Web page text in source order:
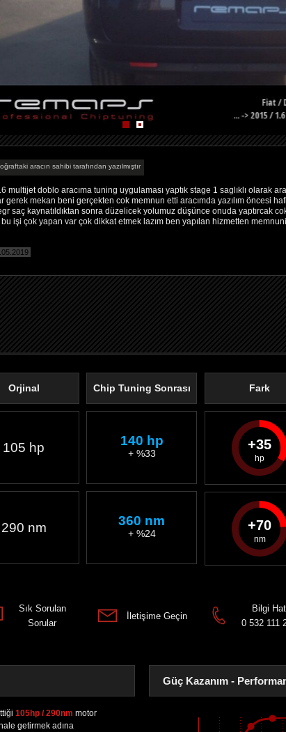
aracın sahibi tarafından yazılmıştır
multijet doblo aracıma tuning uygulaması yaptık stage 1 saglıklı olarak
gerek mekan beni gerçekten cok memnun etti aracımda yazılım öncesi
saç kaynatıldıktan sonra düzelicek yolumuz düşünce onuda yaptırcak
işi çok yapan var çok dikkat etmek lazım ben yapılan hizmetten
Orjinal
105 hp
290 nm
Chip Tuning Sonrası
140 hp
+ %33
360 nm
+ %24
Fark
35
70
Sık Sorulan
Sorular
İletişime Geçin
Bilgi
0 532 111
105hp / 290nm motor
getirmek adına
Güç Kazanım -